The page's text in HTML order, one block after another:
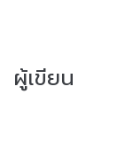
ผู้เขียน